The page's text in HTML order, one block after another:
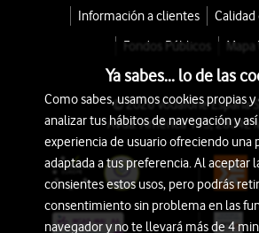
Información a clientes
Fondos Públicos
Mapa
© 2026 Vodafone España
Avda. América 115, 28042
Ya sabes... lo de las
Como sabes, usamos cookies propias
analizar tus hábitos de navegación y
experiencia de usuario ofreciendo una
adaptada a tus preferencia. Al aceptar
consientes estos usos, pero podrás
consentimiento sin problema en las
navegador y no te llevará más de 4